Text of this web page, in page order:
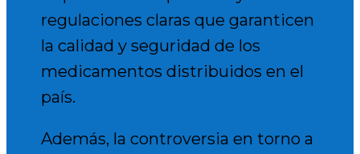
regulaciones claras que garanticen
la calidad y seguridad de los
medicamentos distribuidos en el
país.
Además, la controversia en torno a